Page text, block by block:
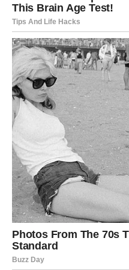
Moguće je i jedno posebno
trenutak koji će vam ostati
Ovo ljeto ti donosi ljubav
prava osjećanja još postoje.
LJUBAVNI PAR
Ako si izabrao/la drugi
biti najuzbudljivije od sva tri
Pred tobom su
Neko iz prošlosti mogao bi
kojoj ponekad još uvijek
priznati sebi.